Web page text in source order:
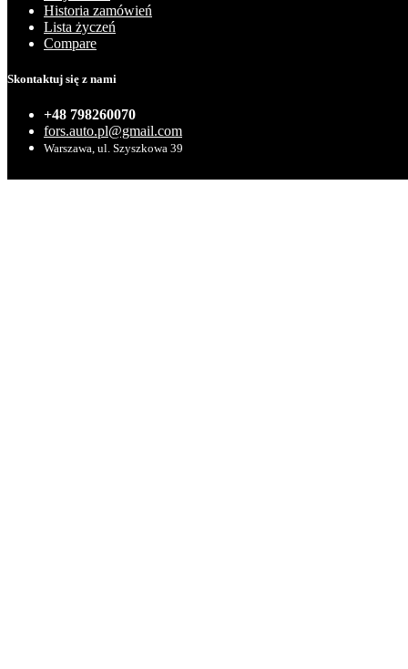
Historia zamówień
Lista życzeń
Compare
Skontaktuj się z nami
+48 798260070
fors.auto.pl@gmail.com
Warszawa, ul. Szyszkowa 39